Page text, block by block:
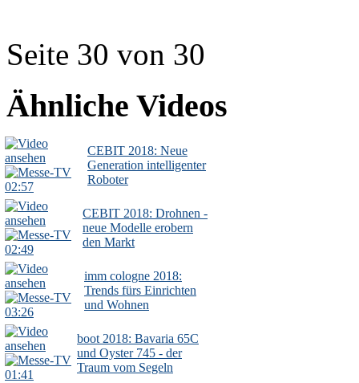
Seite 30 von 30
Ähnliche Videos
02:57
CEBIT 2018: Neue
Generation intelligenter
Roboter
02:49
CEBIT 2018: Drohnen -
neue Modelle erobern
den Markt
03:26
imm cologne 2018:
Trends fürs Einrichten
und Wohnen
01:41
boot 2018: Bavaria 65C
und Oyster 745 - der
Traum vom Segeln